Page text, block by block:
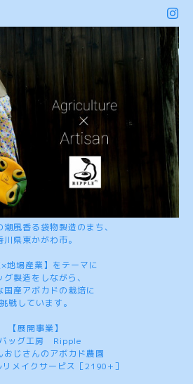
風香る袋物製造のまち、
川県東かがわ市。
×地場産業】をテーマに
グ製造をしながら、
国産アボカドの栽培に
挑戦しています。
【展開事業】
ッグ工房 Ripple
じさんのアボカド農園
メイクサービス［2190+］